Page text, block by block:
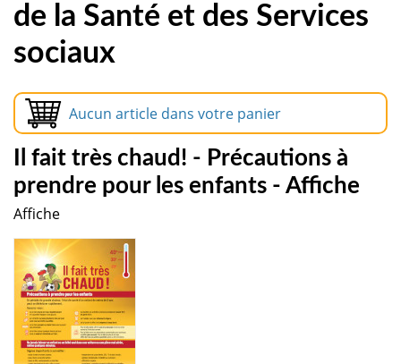
de la Santé et des Services
sociaux
Aucun article dans votre panier
Il fait très chaud! - Précautions à
prendre pour les enfants - Affiche
Affiche